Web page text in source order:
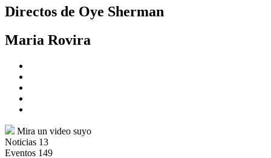
Directos de Oye Sherman
Maria Rovira
Mira un video suyo
Noticias 13
Eventos 149